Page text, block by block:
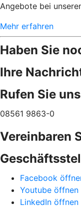
Angebote bei
Mehr erfahren
Haben Sie
Ihre
Rufen Sie
08561 9863-0
Vereinbaren
Facebook
Youtube öffnen
LinkedIn öffnen